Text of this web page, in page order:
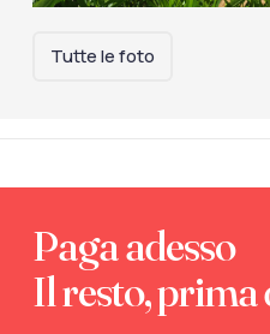
Tutte le foto
Paga adesso
Il resto,